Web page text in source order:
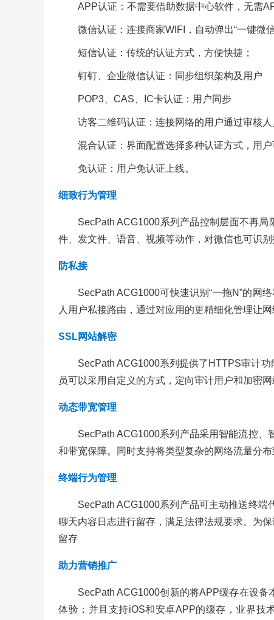
APP认证：不需要借助数据中心软件，无需
微信认证：连接商家WIFI，自动弹出“一键微
短信认证：传统的认证方式，方便快捷；
钉钉、企业微信认证：同步组织架构及用户
POP3、CAS、IC卡认证：用户同步
访客二维码认证：连接网络的用户通过审核人
混合认证：界面配置选择多种认证方式，用户
免认证：用户免认证上线。
细致行为管理
SecPath ACG1000系列产品控制层面不再
件、发文件、语音、视频等动作，对微信也可识别
防私接
SecPath ACG1000可快速识别“一拖N”的网
人用户私接路由，通过对应用的更精细化管理让网
SSL网站解密
SecPath ACG1000系列提供了HTTPS审计
员可以采用自定义的方式，定向审计用户和加密
动态带宽管理
SecPath ACG1000系列产品采用智能流控
和带宽保障。同时支持将类型复杂的网络流量分
终端行为管理
SecPath ACG1000系列产品可主动推送终
聊天内容日志进行留存，满足法律法规要求。为
留存
助力营销推广
SecPath ACG1000创新的将APP缓存在设
体验；并且支持iOS和安卓APP的缓存，业界技